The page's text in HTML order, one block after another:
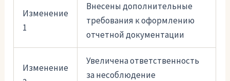
Изменение
1
Внесены дополнительные
требования к оформлению
отчетной документации
Изменение
Увеличена ответственность
за несоблюдение